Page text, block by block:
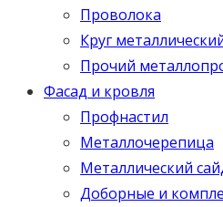
Проволока
Круг
Прочий
Фасад и кровля
Профнастил
Металлочерепица
Металлический
Доборные и